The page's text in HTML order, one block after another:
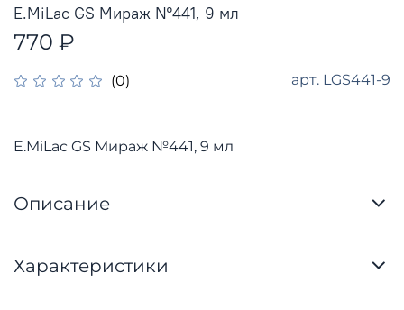
(0) арт. LGS441-9
E.MiLac GS Мираж №441, 9 мл
770 ₽
E.MiLac GS Мираж №441, 9 мл
Описание
Характеристики